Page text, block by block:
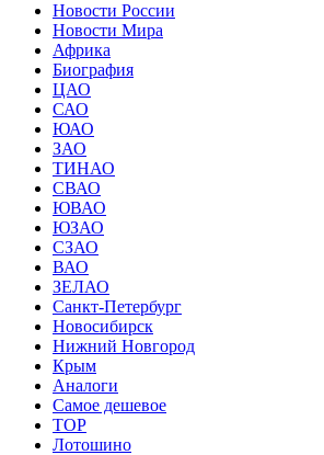
Новости России
Новости Мира
Африка
Биография
ЦАО
САО
ЮАО
ЗАО
ТИНАО
СВАО
ЮВАО
ЮЗАО
СЗАО
ВАО
ЗЕЛАО
Санкт-Петербург
Новосибирск
Нижний Новгород
Крым
Аналоги
Самое дешевое
TOP
Лотошино